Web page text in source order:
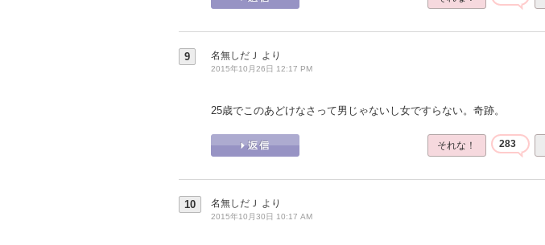
9 名無しだＪ より
2015年10月26日 12:17 PM
25歳でこのあどけなさって男じゃないし女ですらない。奇跡。
それな！ 283
10 名無しだＪ より
2015年10月30日 10:17 AM